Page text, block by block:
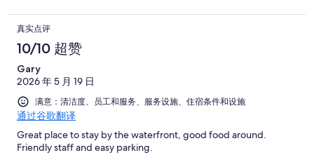
真实点评
10/10 超赞
Gary
2026 年 5 月 19 日
满意：清洁度、员工和服务、服务设施、住宿条件和设施
通过谷歌翻译
Great place to stay by the waterfront, good food around.
Friendly staff and easy parking.